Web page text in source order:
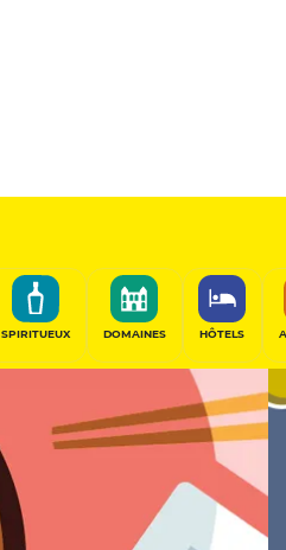
SPIRITUEUX DOMAINES HÔTELS